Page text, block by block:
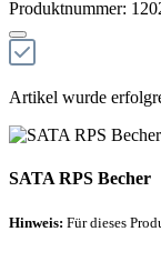
Produktnummer:
Artikel wurde
SATA RPS Becher
Hinweis: Für dieses